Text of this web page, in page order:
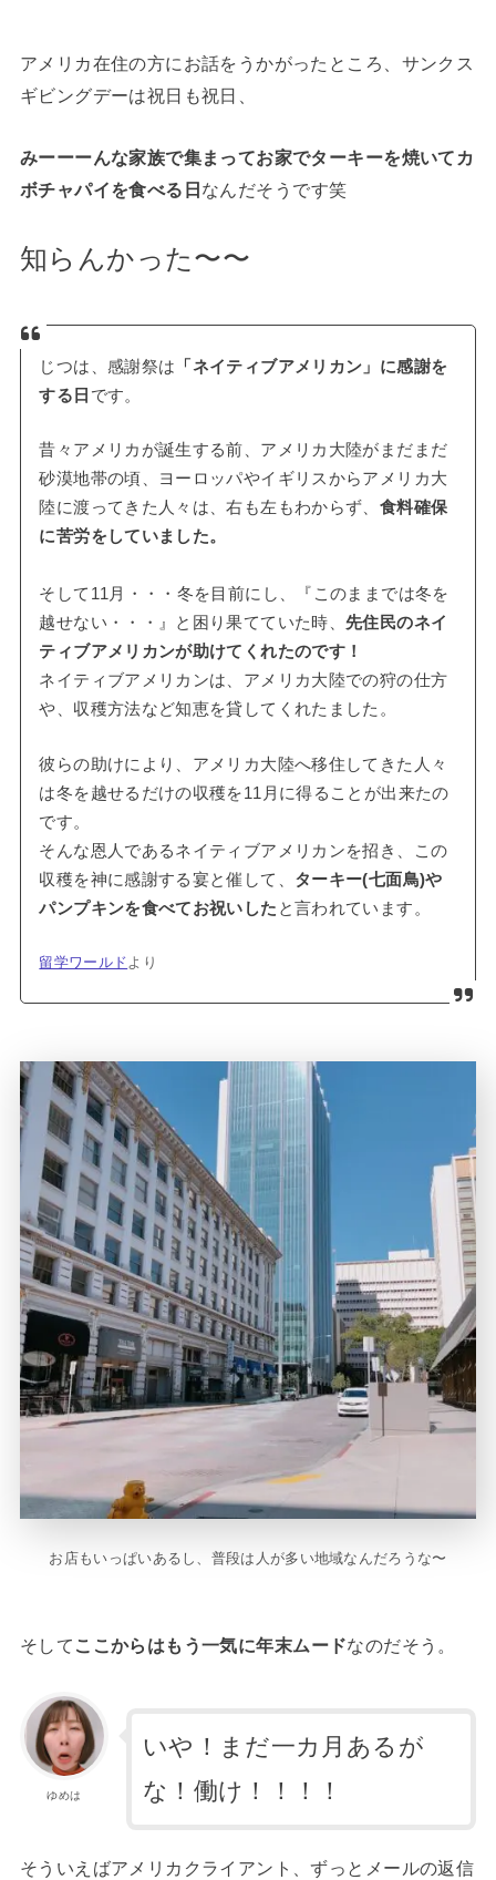
アメリカ在住の方にお話をうかがったところ、サンクス
ギビングデーは祝日も祝日、
みーーーんな家族で集まってお家でターキーを焼いてカ
ボチャパイを食べる日なんだそうです笑
知らんかった〜〜
じつは、感謝祭は 「ネイティブアメリカン」に感謝を
する日 です。
昔々アメリカが誕生する前、アメリカ大陸がまだまだ
砂漠地帯の頃、ヨーロッパやイギリスからアメリカ大
陸に渡ってきた人々は、右も左もわからず、 食料確保
に苦労をしていました。
そして11月・・・冬を目前にし、『このままでは冬を
越せない・・・』と困り果てていた時、先住民のネイ
ティブアメリカンが助けてくれたのです！
ネイティブアメリカンは、アメリカ大陸での狩の仕方
や、収穫方法など知恵を貸してくれたました。
彼らの助けにより、アメリカ大陸へ移住してきた人々
は冬を越せるだけの収穫を11月に得ることが出来たの
です。
そんな恩人であるネイティブアメリカンを招き、この
収穫を神に感謝する宴と催して、 ターキー(七面鳥)や
パンプキンを食べてお祝いした と言われています。
留学ワールド より
お店もいっぱいあるし、普段は人が多い地域なんだろうな〜
そして ここからはもう一気に年末ムードなのだそう。
ゆめは
いや！まだ一カ月あるが
な！働け！！！！
そういえばアメリカクライアント、ずっとメールの返信